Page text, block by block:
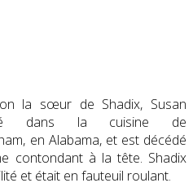
la sœur de Shadix, Susan
dans la cuisine de
en Alabama, et est décédé
contondant à la tête. Shadix
et était en fauteuil roulant.